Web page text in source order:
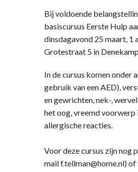
Bij voldoende
basiscursus Eerste Hulp
dinsdagavond 25 maart, 1
Grotestraat 5 in Denekamp.
In de cursus komen onder
gebruik van een AED),
en gewrichten, nek-,
het oog, vreemd voorwerp
allergische reacties.
Voor deze cursus zijn nog
mail f.tellman@home.nl)